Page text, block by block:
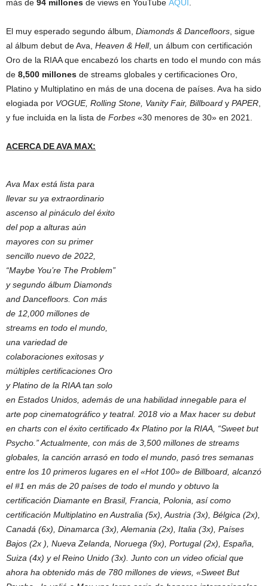
más de 94 millones de views en YouTube AQUÍ
El muy esperado segundo álbum, Diamonds & Dancefloors , sigue
al álbum debut de Ava, Heaven & Hell, un álbum con certificación
Oro de la RIAA que encabezó los charts en todo el mundo con más
de 8,500 millones de streams globales y certificaciones Oro,
Platino y Multiplatino en más de una docena de países. Ava ha sido
elogiada por VOGUE, Rolling Stone, Vanity Fair, Billboard y PAPER
y fue incluida en la lista de Forbes «30 menores de 30» en 2021.
ACERCA DE AVA MAX:
Ava Max está lista para
llevar su ya extraordinario
ascenso al pináculo del éxito
del pop a alturas aún
mayores con su primer
sencillo nuevo de 2022,
“Maybe You’re The Problem”
y segundo álbum Diamonds
and Dancefloors. Con más
de 12,000 millones de
streams en todo el mundo,
una variedad de
colaboraciones exitosas y
múltiples certificaciones Oro
y Platino de la RIAA tan solo
en Estados Unidos, además de una habilidad innegable para el
arte pop cinematográfico y teatral. 2018 vio a Max hacer su debut
en charts con el éxito certificado 4x Platino por la RIAA, “Sweet but
Psycho.” Actualmente, con más de 3,500 millones de streams
globales, la canción arrasó en todo el mundo, pasó tres semanas
entre los 10 primeros lugares en el «Hot 100» de Billboard, alcanzó
el #1 en más de 20 países de todo el mundo y obtuvo la
certificación Diamante en Brasil, Francia, Polonia, así como
certificación Multiplatino en Australia (5x), Austria (3x), Bélgica (2x),
Canadá (6x), Dinamarca (3x), Alemania (2x), Italia (3x), Países
Bajos (2x ), Nueva Zelanda, Noruega (9x), Portugal (2x), España,
Suiza (4x) y el Reino Unido (3x). Junto con un video oficial que
ahora ha obtenido más de 780 millones de views, «Sweet But